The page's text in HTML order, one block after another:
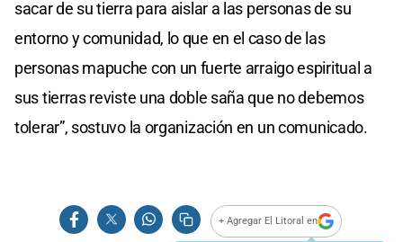
sacar de su tierra para aislar a las personas de su
entorno y comunidad, lo que en el caso de las
personas mapuche con un fuerte arraigo espiritual a
sus tierras reviste una doble saña que no debemos
tolerar”, sostuvo la organización en un comunicado.
+ Agregar El Litoral en